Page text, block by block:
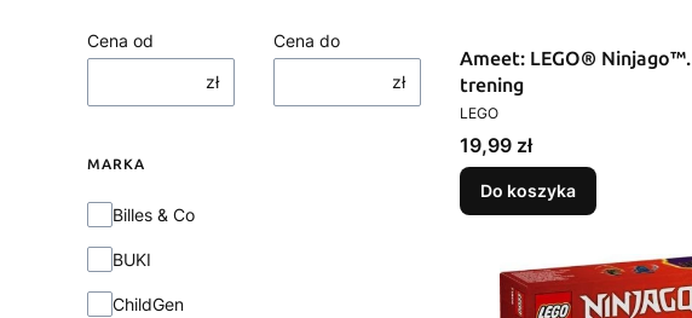
Cena od
zł
Cena do
zł
MARKA
MarkaBilles & Co
BUKI
ChildGen
Ameet: LEGO® Ninjago™. Czas na
trening
PRODUCENT
LEGO
Cena
19,99 zł
Do koszyka